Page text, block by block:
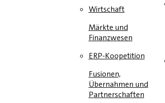
Wirtschaft
Märkte und
Finanzwesen
ERP-Koopetition
Fusionen,
Übernahmen und
Partnerschaften